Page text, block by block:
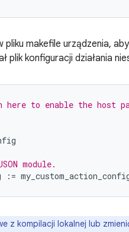
makefile urządzenia,
plik konfiguracji działania
to enable the host
module.
: =
z kompilacji lokalnej lub